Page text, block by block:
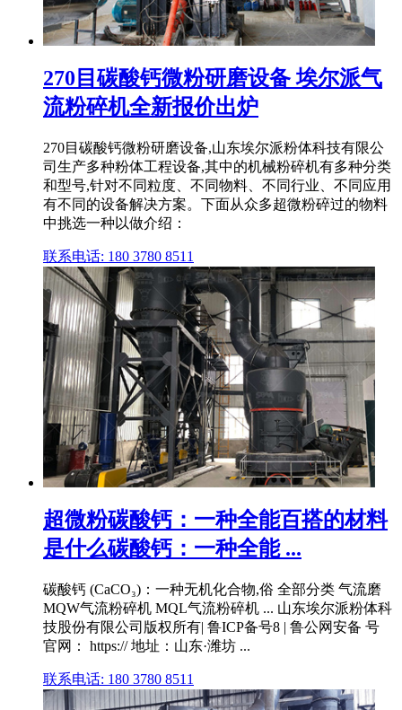
270目碳酸钙微粉研磨设备 埃尔派气
流粉碎机全新报价出炉
270目碳酸钙微粉研磨设备,山东埃尔派粉体科技有限公
司生产多种粉体工程设备,其中的机械粉碎机有多种分类
和型号,针对不同粒度、不同物料、不同行业、不同应用
有不同的设备解决方案。下面从众多超微粉碎过的物料
中挑选一种以做介绍：
联系电话: 180 3780 8511
超微粉碳酸钙：一种全能百搭的材料
是什么碳酸钙：一种全能 ...
碳酸钙 (CaCO₃)：一种无机化合物,俗 全部分类 气流磨
MQW气流粉碎机 MQL气流粉碎机 ... 山东埃尔派粉体科
技股份有限公司版权所有| 鲁ICP备号8 | 鲁公网安备 号
官网： https:// 地址：山东·潍坊 ...
联系电话: 180 3780 8511